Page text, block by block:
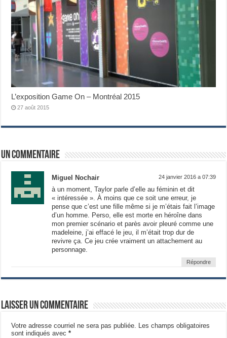
L’exposition Game On – Montréal 2015
27 août 2015
Un commentaire
Miguel Nochair 24 janvier 2016 a 07:39
à un moment, Taylor parle d’elle au féminin et dit
« intéressée ». À moins que ce soit une erreur, je
pense que c’est une fille même si je m’étais fait l’image
d’un homme. Perso, elle est morte en héroîne dans
mon premier scénario et parès avoir pleuré comme une
madeleine, j’ai effacé le jeu, il m’était trop dur de
revivre ça. Ce jeu crée vraiment un attachement au
personnage.
Répondre
Laisser un commentaire
Votre adresse courriel ne sera pas publiée. Les champs obligatoires
sont indiqués avec*